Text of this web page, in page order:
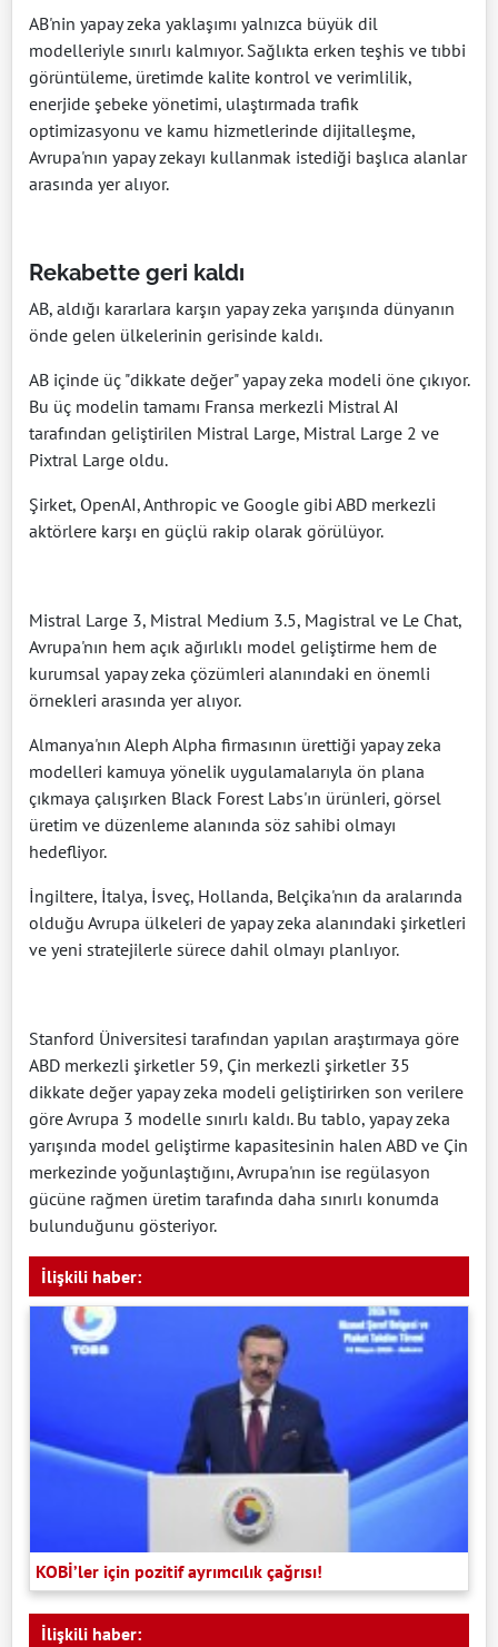
AB'nin yapay zeka yaklaşımı yalnızca büyük dil
modelleriyle sınırlı kalmıyor. Sağlıkta erken teşhis ve tıbbi
görüntüleme, üretimde kalite kontrol ve verimlilik,
enerjide şebeke yönetimi, ulaştırmada trafik
optimizasyonu ve kamu hizmetlerinde dijitalleşme,
Avrupa'nın yapay zekayı kullanmak istediği başlıca alanlar
arasında yer alıyor.
Rekabette geri kaldı
AB, aldığı kararlara karşın yapay zeka yarışında dünyanın
önde gelen ülkelerinin gerisinde kaldı.
AB içinde üç "dikkate değer" yapay zeka modeli öne çıkıyor.
Bu üç modelin tamamı Fransa merkezli Mistral AI
tarafından geliştirilen Mistral Large, Mistral Large 2 ve
Pixtral Large oldu.
Şirket, OpenAI, Anthropic ve Google gibi ABD merkezli
aktörlere karşı en güçlü rakip olarak görülüyor.
Mistral Large 3, Mistral Medium 3.5, Magistral ve Le Chat,
Avrupa'nın hem açık ağırlıklı model geliştirme hem de
kurumsal yapay zeka çözümleri alanındaki en önemli
örnekleri arasında yer alıyor.
Almanya'nın Aleph Alpha firmasının ürettiği yapay zeka
modelleri kamuya yönelik uygulamalarıyla ön plana
çıkmaya çalışırken Black Forest Labs'ın ürünleri, görsel
üretim ve düzenleme alanında söz sahibi olmayı
hedefliyor.
İngiltere, İtalya, İsveç, Hollanda, Belçika'nın da aralarında
olduğu Avrupa ülkeleri de yapay zeka alanındaki şirketleri
ve yeni stratejilerle sürece dahil olmayı planlıyor.
Stanford Üniversitesi tarafından yapılan araştırmaya göre
ABD merkezli şirketler 59, Çin merkezli şirketler 35
dikkate değer yapay zeka modeli geliştirirken son verilere
göre Avrupa 3 modelle sınırlı kaldı. Bu tablo, yapay zeka
yarışında model geliştirme kapasitesinin halen ABD ve Çin
merkezinde yoğunlaştığını, Avrupa'nın ise regülasyon
gücüne rağmen üretim tarafında daha sınırlı konumda
bulunduğunu gösteriyor.
İlişkili haber:
KOBİ’ler için pozitif ayrımcılık çağrısı!
İlişkili haber: